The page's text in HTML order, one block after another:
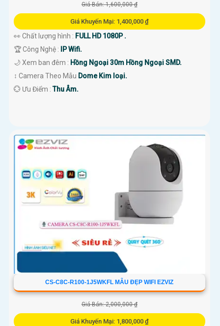
Giá Bán: 1,600,000 ₫
Giá Khuyến Mại: 1,400,000 ₫
👀 Chất lượng hình : FULL HD 1080P .
🏆 Công Nghệ :
IP Wifi.
🌙 Xem ban đêm : Hồng Ngoại 30m Hồng Ngoại SMD.
↕️ Camera Theo Mẫu Dome Kim loại.
️💮 Ưu Điểm :Thu Âm.
CS-C8C-R100-1J5WKFL MẪU ĐẸP WIFI EZVIZ
Giá Bán: 2,000,000 ₫
Giá Khuyến Mại: 1,800,000 ₫